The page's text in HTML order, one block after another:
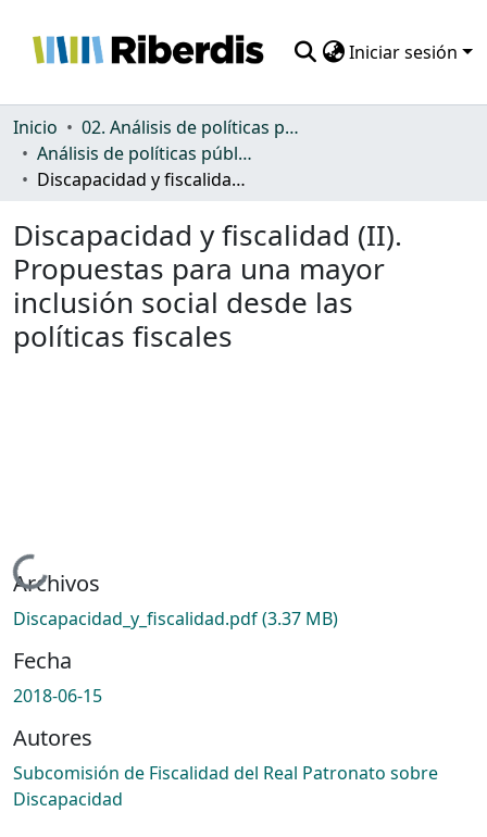
Iniciar sesión
Comunidades
Todo DSpace
Inicio
02. Análisis de políticas públicas y normativa sobre discapacidad
Análisis de políticas públicas y normativa sobre discapacidad
Discapacidad y fiscalidad (II). Propuestas para una mayor inclusión social desde las políticas fiscales
Discapacidad y fiscalidad (II).
Propuestas para una mayor
inclusión social desde las
políticas fiscales
Cargando...
Archivos
Discapacidad_y_fiscalidad.pdf(3.37 MB)
Fecha
2018-06-15
Autores
Subcomisión de Fiscalidad del Real Patronato sobre
Discapacidad